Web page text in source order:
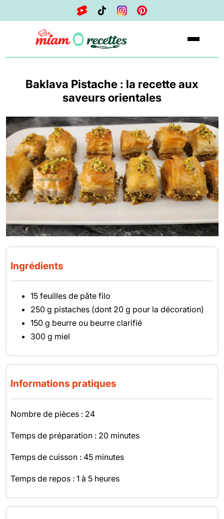
Baklava Pistache : la recette aux
saveurs orientales
Ingrédients
15 feuilles de pâte filo
250 g pistaches (dont 20 g pour la décoration)
150 g beurre ou beurre clarifié
300 g miel
Informations pratiques
Nombre de pièces : 24
Temps de préparation : 20 minutes
Temps de cuisson : 45 minutes
Temps de repos : 1 à 5 heures